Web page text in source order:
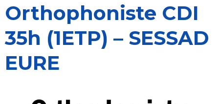
Orthophoniste CDI
35h (1ETP) – SESSAD
EURE